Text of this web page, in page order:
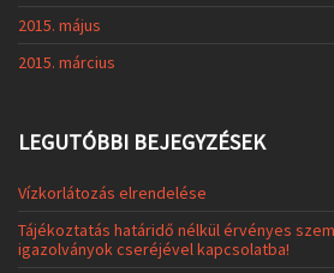
2015. május
2015. március
LEGUTÓBBI BEJEGYZÉSEK
Vízkorlátozás elrendelése
Tájékoztatás határidő nélkül érvényes
igazolványok cseréjével kapcsolatba!